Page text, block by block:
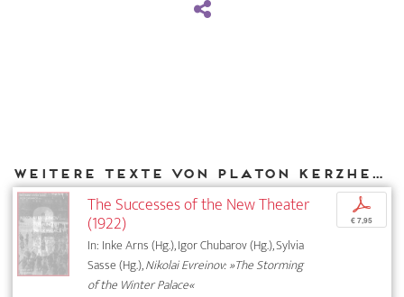
Weitere Texte von Platon Kerzhentsev bei DIAPHANES
The Successes of the New Theater
(1922)
In: Inke Arns (Hg.), Igor Chubarov (Hg.), Sylvia
Sasse (Hg.),Nikolai Evreinov: »The Storming
of the Winter Palace«
p
€ 7,95